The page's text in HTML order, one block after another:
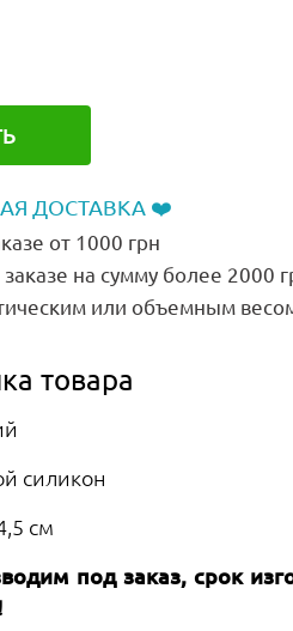
ДОСТАВКА ❤️
от 1000 грн
на сумму более 2000
или объемным
товара
силикон
см
под заказ, срок